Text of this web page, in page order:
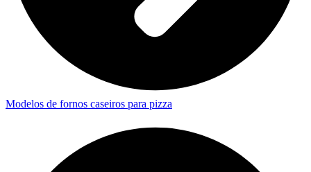
Modelos de fornos caseiros para pizza